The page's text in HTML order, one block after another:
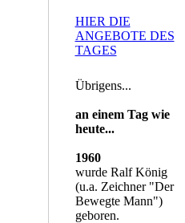
HIER DIE
ANGEBOTE DES
TAGES
Übrigens...
an einem Tag wie
heute...
1960
wurde Ralf König
(u.a. Zeichner "Der
Bewegte Mann")
geboren.